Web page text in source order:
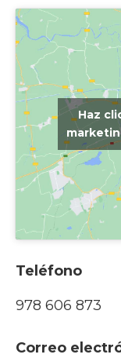
Haz
Teléfono
978 606 873
Correo